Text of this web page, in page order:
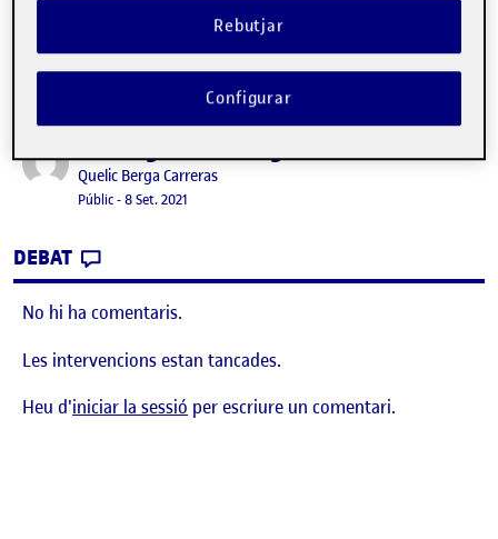
Benvinguts i benvingudes!
Publicat per
Quelic Berga Carreras
Visibilitat:
Públic-Data de publicació
8 Set. 2021
DEBAT
No hi ha comentaris.
Les intervencions estan tancades.
Heu d'iniciar la sessió per escriure un comentari.
Rebutjar
Configurar